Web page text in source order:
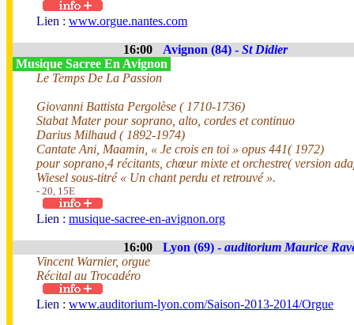
Lien : www.orgue.nantes.com
16:00 Avignon (84) - St Didier
Musique Sacree En Avignon
Le Temps De La Passion
Giovanni Battista Pergolèse ( 1710-1736)
Stabat Mater pour soprano, alto, cordes et continuo
Darius Milhaud ( 1892-1974)
Cantate Ani, Maamin, « Je crois en toi » opus 441( 1972)
pour soprano,4 récitants, chœur mixte et orchestre( version
Wiesel sous-titré « Un chant perdu et retrouvé ».
- 20, 15E
Lien : musique-sacree-en-avignon.org
16:00 Lyon (69) - auditorium Maurice
Vincent Warnier, orgue
Récital au Trocadéro
Lien : www.auditorium-lyon.com/Saison-2013-2014/Orgue